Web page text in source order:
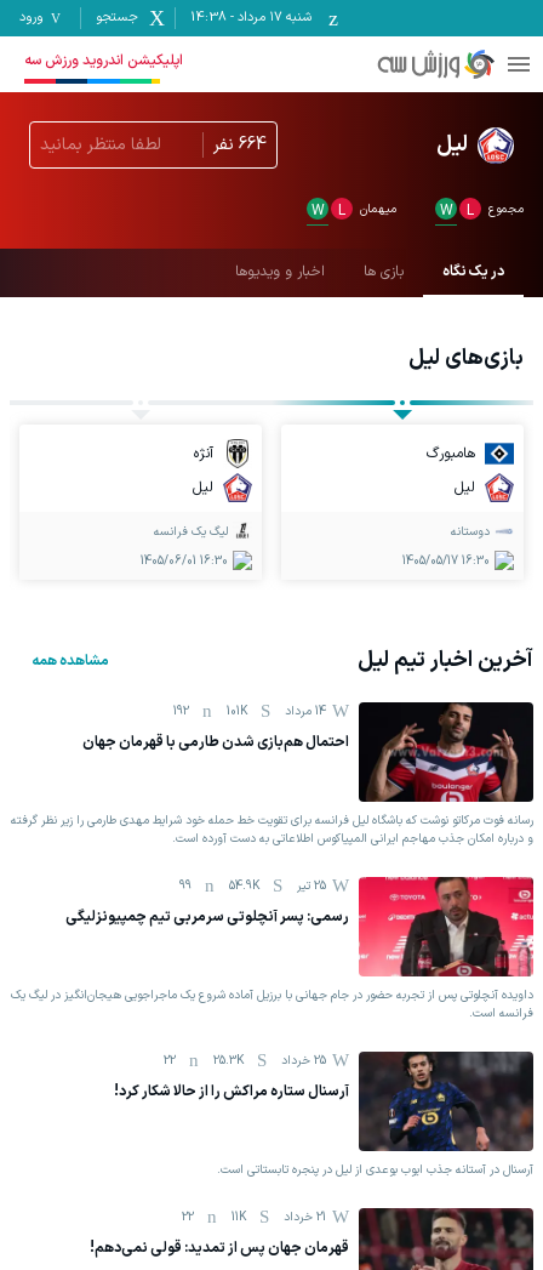
شنبه ۱۷ مرداد -
14:38 جستجو ورود
اپلیکیشن اندروید ورزش سه
لیل 664 نفر لطفا منتظر بمانید
در یک نگاه بازی ها اخبار و ویدیوها
مجموع L
W میهمان L
W
بازی‌های لیل
هامبورگ
لیل
دوستانه
1405/05/17 16:30
آنژه
لیل
لیگ یک فرانسه
1405/06/01 16:30
آخرین اخبار تیم لیل مشاهده همه
14 مرداد 101K
192
احتمال هم‌بازی شدن طارمی با قهرمان جهان
رسانه فوت مرکاتو نوشت که باشگاه لیل فرانسه برای تقویت خط حمله خود شرایط مهدی طارمی را زیر نظر گرفته
و درباره امکان جذب مهاجم ایرانی المپیاکوس اطلاعاتی به دست آورده است.
25 تیر 54.9K
99
رسمی: پسر آنچلوتی سرمربی تیم چمپیونزلیگی
داویده آنچلوتی پس از تجربه حضور در جام جهانی با برزیل آماده شروع یک ماجراجویی هیجان‌انگیز در لیگ یک
فرانسه است.
25 خرداد 25.3K
22
آرسنال ستاره مراکش را از حالا شکار کرد!
آرسنال در آستانه جذب ایوب بوعدی از لیل در پنجره تابستاتی است.
21 خرداد 11K
22
قهرمان جهان پس از تمدید: قولی نمی‌دهم!